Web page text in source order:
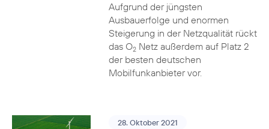
Aufgrund der jüngsten
Ausbauerfolge und enormen
Steigerung in der Netzqualität rückt
das O2Netz außerdem auf Platz 2
der besten deutschen
Mobilfunkanbieter vor.
28. Oktober 2021